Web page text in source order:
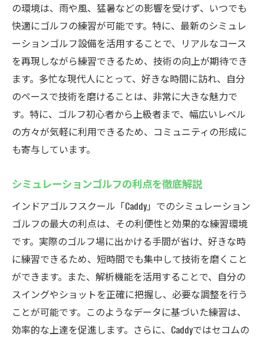
の環境は、雨や風、猛暑などの影響を受けず、いつでも
快適にゴルフの練習が可能です。特に、最新のシミュレ
ーションゴルフ設備を活用することで、リアルなコース
を再現しながら練習できるため、技術の向上が期待でき
ます。多忙な現代人にとって、好きな時間に訪れ、自分
のペースで技術を磨けることは、非常に大きな魅力で
す。特に、ゴルフ初心者から上級者まで、幅広いレベル
の方々が気軽に利用できるため、コミュニティの形成に
も寄与しています。
シミュレーションゴルフの利点を徹底解説
インドアゴルフスクール「Caddy」でのシミュレーション
ゴルフの最大の利点は、その利便性と効果的な練習環境
です。実際のゴルフ場に出かける手間が省け、好きな時
に練習できるため、短時間でも集中して技術を磨くこと
ができます。また、解析機能を活用することで、自分の
スイングやショットを正確に把握し、必要な調整を行う
ことが可能です。このようなデータに基づいた練習は、
効率的な上達を促進します。さらに、Caddyではセコムの